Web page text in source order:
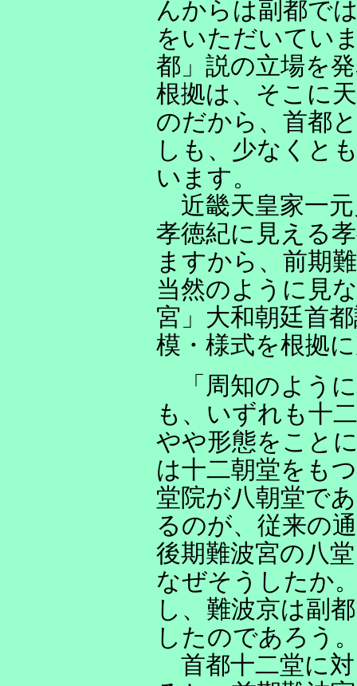
んからは副都で
をいただいてい
都」説の立場を
根拠は、そこに
のだから、首都
しも、少なくと
います。
近畿天皇家一元
孝徳紀に見える
ますから、前期
当然のように見
宮」大和朝廷首
模・様式を根拠
「周知のように
も、いずれも十
やや形態をこと
は十二朝堂をも
堂院が八朝堂で
るのが、従来の
後期難波宮の八
なぜそうしたか
し、難波京は副
したのであろう
首都十二堂に